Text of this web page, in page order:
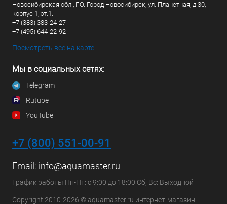
Новосибирская обл., Г.О. Город Новосибирск, ул. Планетная, д.30,
корпус 1, эт.1.
+7 (383) 383-24-27
+7 (495) 644-22-92
Посмотреть все на карте
Мы в социальных сетях:
Telegram
Rutube
YouTube
+7 (800) 551-00-91
Email: info@aquamaster.ru
График работы Пн-Пт: с 9:00 до 18:00 Сб, Вс: Выходной
Copyright 2010-2026 © aquamaster.ru интернет-магазин